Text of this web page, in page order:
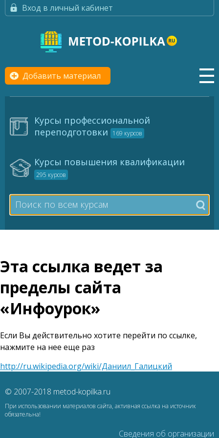
Вход в личный кабинет
Добавить материал
Курсы профессиональной
переподготовки
169 курсов
Курсы повышения квалификации
295 курсов
Эта ссылка ведет за
пределы сайта
«Инфоурок»
Если Вы действительно хотите перейти по ссылке,
нажмите на нее еще раз
http://ru.wikipedia.org/wiki/Даниил_Галицкий
© 2007-2018 metod-kopilka.ru
При использовании материалов сайта, активная ссылка на источник
обязательна!
Сведения об организации